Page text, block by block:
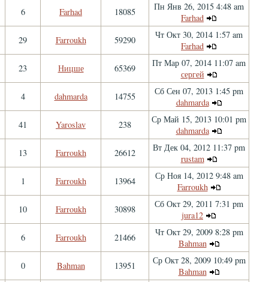
6 Farhad 18085
Пн Янв 26, 2015 4:48 am
Farhad
29 Farroukh 59290
Чт Окт 30, 2014 1:57 am
Farhad
23 Ницше 65369
Пт Мар 07, 2014 11:07 am
сергей
4 dahmarda 14755
Сб Сен 07, 2013 1:45 pm
dahmarda
41 Yaroslav 238
Ср Май 15, 2013 10:01 pm
dahmarda
13 Farroukh 26612
Вт Дек 04, 2012 11:37 pm
rustam
1 Farroukh 13964
Ср Ноя 14, 2012 9:48 am
Farroukh
10 Farroukh 30898
Сб Окт 29, 2011 7:31 pm
jura12
6 Farroukh 21466
Чт Окт 29, 2009 8:28 pm
Bahman
0 Bahman 13951
Ср Окт 28, 2009 10:49 pm
Bahman